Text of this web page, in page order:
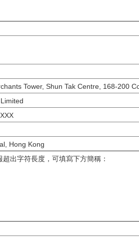
Tower, Shun Tak Centre, 168-200
Hong Kong
出字符長度，可填寫下方簡稱：